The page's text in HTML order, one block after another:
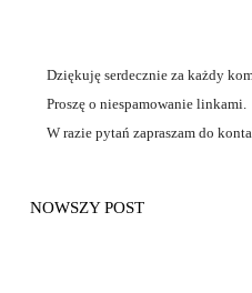
Dziękuję serdecznie za każdy
Proszę o niespamowanie linkami.
W razie pytań zapraszam do
NOWSZY POST